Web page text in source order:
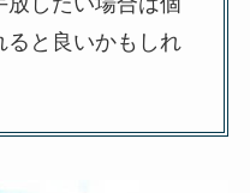
ると良いかもしれ